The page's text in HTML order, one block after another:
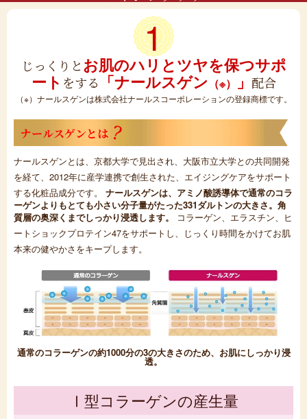
1
じっくりとお肌のハリとツヤを保つサポ
ート をする 「ナールスゲン （※） 」 配合
（※）ナールスゲンは株式会社ナールスコーポレーションの登録商標です。
ナールスゲンとは
ナールスゲンとは、京都大学で見出され、大阪市立大学との共同開発
を経て、2012年に産学連携で創生された、エイジングケアをサポート
する化粧品成分です。 ナールスゲンは、アミノ酸誘導体で通常のコラ
ーゲンよりもとても小さい分子量がたった331ダルトンの大きさ。角
質層の奥深くまでしっかり浸透します。
コラーゲン、エラスチン、ヒ
ートショックプロテイン47をサポートし、じっくり時間をかけてお肌
本来の健やかさをキープします。
通常のコラーゲンの約1000分の3の大きさのため、 お肌にしっかり浸
透。
Ⅰ型コラーゲンの産生量